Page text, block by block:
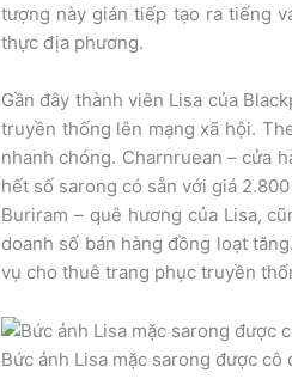
tượng này gián tiếp tạo ra tiếng
thực địa phương.
Gần đây thành viên Lisa của
truyền thống lên mạng xã hội.
nhanh chóng. Charnruean – cửa
hết số sarong có sẵn với giá
Buriram – quê hương của Lisa,
doanh số bán hàng đồng loạt
vụ cho thuê trang phục truyền
Bức ảnh Lisa mặc sarong được